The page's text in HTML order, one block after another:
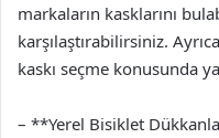
markaların kasklarını
karşılaştırabilirsiniz.
kaskı seçme konusunda
– **Yerel Bisiklet